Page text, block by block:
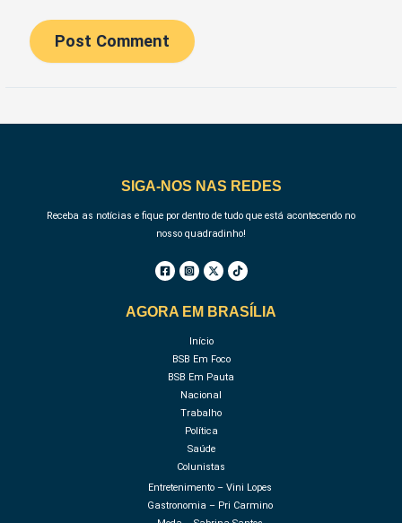
SIGA-NOS NAS REDES
Receba as notícias e fique por dentro de tudo que está acontecendo no
nosso quadradinho!
AGORA EM BRASÍLIA
Início
BSB Em Foco
BSB Em Pauta
Nacional
Trabalho
Política
Saúde
Colunistas
Entretenimento – Vini Lopes
Gastronomia – Pri Carmino